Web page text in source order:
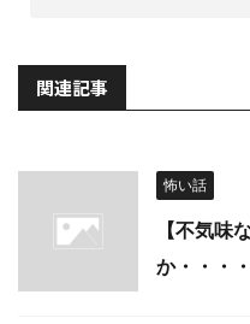
関連記事
怖い話
【不気味
か・・・・